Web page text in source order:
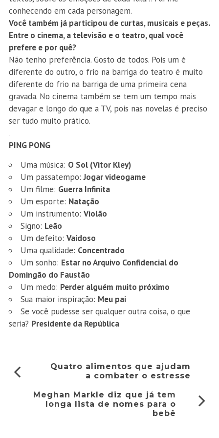
conhecendo em cada personagem.
Você também já participou de curtas, musicais e peças.
Entre o cinema, a televisão e o teatro, qual você
prefere e por quê?
Não tenho preferência. Gosto de todos. Pois um é
diferente do outro, o frio na barriga do teatro é muito
diferente do frio na barriga de uma primeira cena
gravada. No cinema também se tem um tempo mais
devagar e longo do que a TV, pois nas novelas é preciso
ser tudo muito prático.
PING PONG
Uma música: O Sol (Vitor Kley)
Um passatempo:Jogar videogame
Um filme: Guerra Infinita
Um esporte: Natação
Um instrumento: Violão
Signo: Leão
Um defeito: Vaidoso
Uma qualidade: Concentrado
Um sonho: Estar no Arquivo Confidencial do
Domingão do Faustão
Um medo: Perder alguém muito próximo
Sua maior inspiração: Meu pai
Se você pudesse ser qualquer outra coisa, o que
seria? Presidente da República
Quatro alimentos que ajudam
a combater o estresse
Meghan Markle diz que já tem
longa lista de nomes para o
bebê